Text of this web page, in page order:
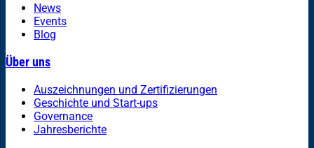
News
Events
Blog
Über uns
Auszeichnungen und Zertifizierungen
Geschichte und Start-ups
Governance
Jahresberichte